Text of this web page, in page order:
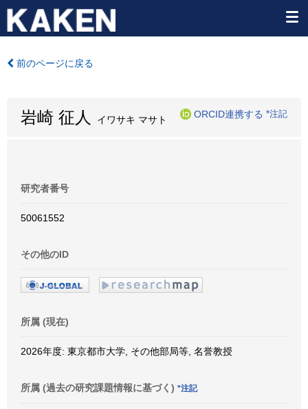
前のページに戻る
岩崎 征人 イワサキ マサト
ORCID連携する *注記
研究者番号
50061552
その他のID
所属 (現在)
2026年度: 東京都市大学, その他部局等, 名誉教授
所属 (過去の研究課題情報に基づく) *注記